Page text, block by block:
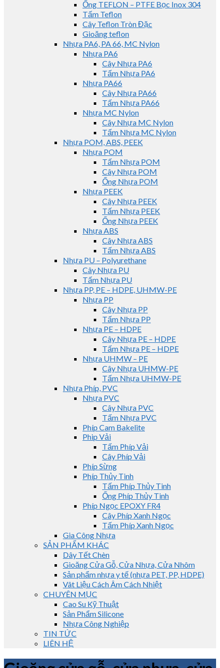
Ống TEFLON – PTFE Bọc Inox 304
Tấm Teflon
Cây Teflon Tròn Đặc
Gioăng teflon
Nhựa PA6, PA 66, MC Nylon
Nhựa PA6
Cây Nhựa PA6
Tấm Nhựa PA6
Nhựa PA66
Cây Nhựa PA66
Tấm Nhựa PA66
Nhựa MC Nylon
Cây Nhựa MC Nylon
Tấm Nhựa MC Nylon
Nhựa POM, ABS, PEEK
Nhựa POM
Tấm Nhựa POM
Cây Nhựa POM
Ống Nhựa POM
Nhựa PEEK
Cây Nhựa PEEK
Tấm Nhựa PEEK
Ống Nhựa PEEK
Nhựa ABS
Cây Nhựa ABS
Tấm Nhựa ABS
Nhựa PU – Polyurethane
Cây Nhựa PU
Tấm Nhựa PU
Nhựa PP, PE – HDPE, UHMW-PE
Nhựa PP
Cây Nhựa PP
Tấm Nhựa PP
Nhựa PE – HDPE
Cây Nhựa PE – HDPE
Tấm Nhựa PE – HDPE
Nhựa UHMW – PE
Cây Nhựa UHMW-PE
Tấm Nhựa UHMW-PE
Nhựa Phíp, PVC
Nhựa PVC
Cây Nhựa PVC
Tấm Nhựa PVC
Phíp Cam Bakelite
Phip Vải
Tấm Phíp Vải
Cây Phíp Vải
Phíp Sừng
Phíp Thủy Tinh
Tấm Phíp Thủy Tinh
Ống Phíp Thủy Tinh
Phíp Ngọc EPOXY FR4
Cây Phíp Xanh Ngọc
Tấm Phíp Xanh Ngọc
Gia Công Nhựa
SẢN PHẨM KHÁC
Dây Tết Chèn
Gioăng Cửa Gỗ, Cửa Nhựa, Cửa Nhôm
Sản phẩm nhựa y tế (nhựa PET, PP, HDPE)
Vât Liệu Cách Âm Cách Nhiệt
CHUYÊN MỤC
Cao Su Kỹ Thuật
Sản Phẩm Silicone
Nhựa Công Nghiệp
TIN TỨC
LIÊN HỆ